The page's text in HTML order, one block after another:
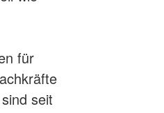
für
seit